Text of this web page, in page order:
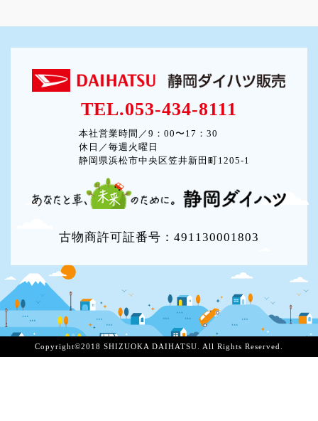
TEL.053-434-8111
本社営業時間／9：00〜17：30
休日／毎週火曜日
静岡県浜松市中央区笠井新田町1205-1
古物商許可証番号：491130001803
Copyright©2018 SHIZUOKA DAIHATSU. All Rights Reserved.